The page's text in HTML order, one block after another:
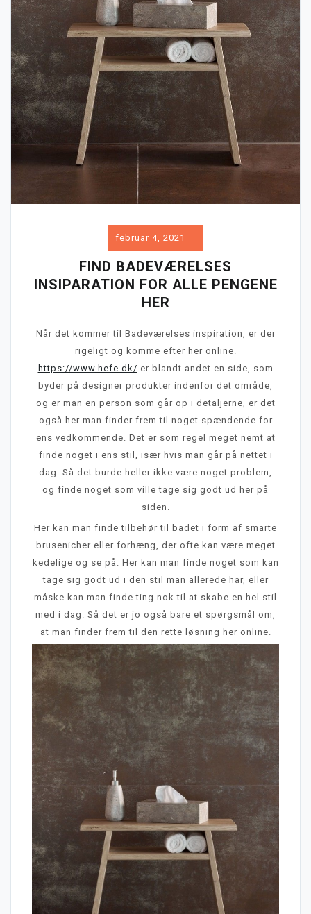
februar 4, 2021
FIND BADEVÆRELSES
INSIPARATION FOR ALLE PENGENE
HER
Når det kommer til Badeværelses inspiration, er der
rigeligt og komme efter her online.
https://www.hefe.dk/ er blandt andet en side, som
byder på designer produkter indenfor det område,
og er man en person som går op i detaljerne, er det
også her man finder frem til noget spændende for
ens vedkommende. Det er som regel meget nemt at
finde noget i ens stil, især hvis man går på nettet i
dag. Så det burde heller ikke være noget problem,
og finde noget som ville tage sig godt ud her på
siden.
Her kan man finde tilbehør til badet i form af smarte
brusenicher eller forhæng, der ofte kan være meget
kedelige og se på. Her kan man finde noget som kan
tage sig godt ud i den stil man allerede har, eller
måske kan man finde ting nok til at skabe en hel stil
med i dag. Så det er jo også bare et spørgsmål om,
at man finder frem til den rette løsning her online.